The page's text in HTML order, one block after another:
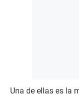
Una de ellas es la